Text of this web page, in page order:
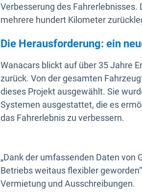
Verbesserung des
mehrere hundert Kilometer
Die Herausforderung: ein
Wanacars blickt auf über 35 Jahre
zurück. Von der gesamten
dieses Projekt ausgewählt. Sie
Systemen ausgestattet, die es
das Fahrerlebnis zu verbessern.
„Dank der umfassenden Daten
Betriebs weitaus flexibler
Vermietung und Ausschreibungen.